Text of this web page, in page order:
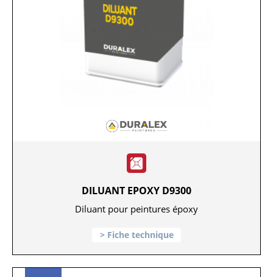
DILUANT EPOXY D9300
Diluant pour peintures époxy
Fiche technique